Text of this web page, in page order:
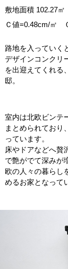
敷地面積 102.27㎡
Ｃ値=0.48cm/㎡
路地を入っていく
デザインコンクリ
を出迎えてくれる
邸。
室内は北欧ビンテ
まとめられており
っています。
床やドアなどへ贅
で艶がでて深みが
欧の人々の暮らし
めるお家となって